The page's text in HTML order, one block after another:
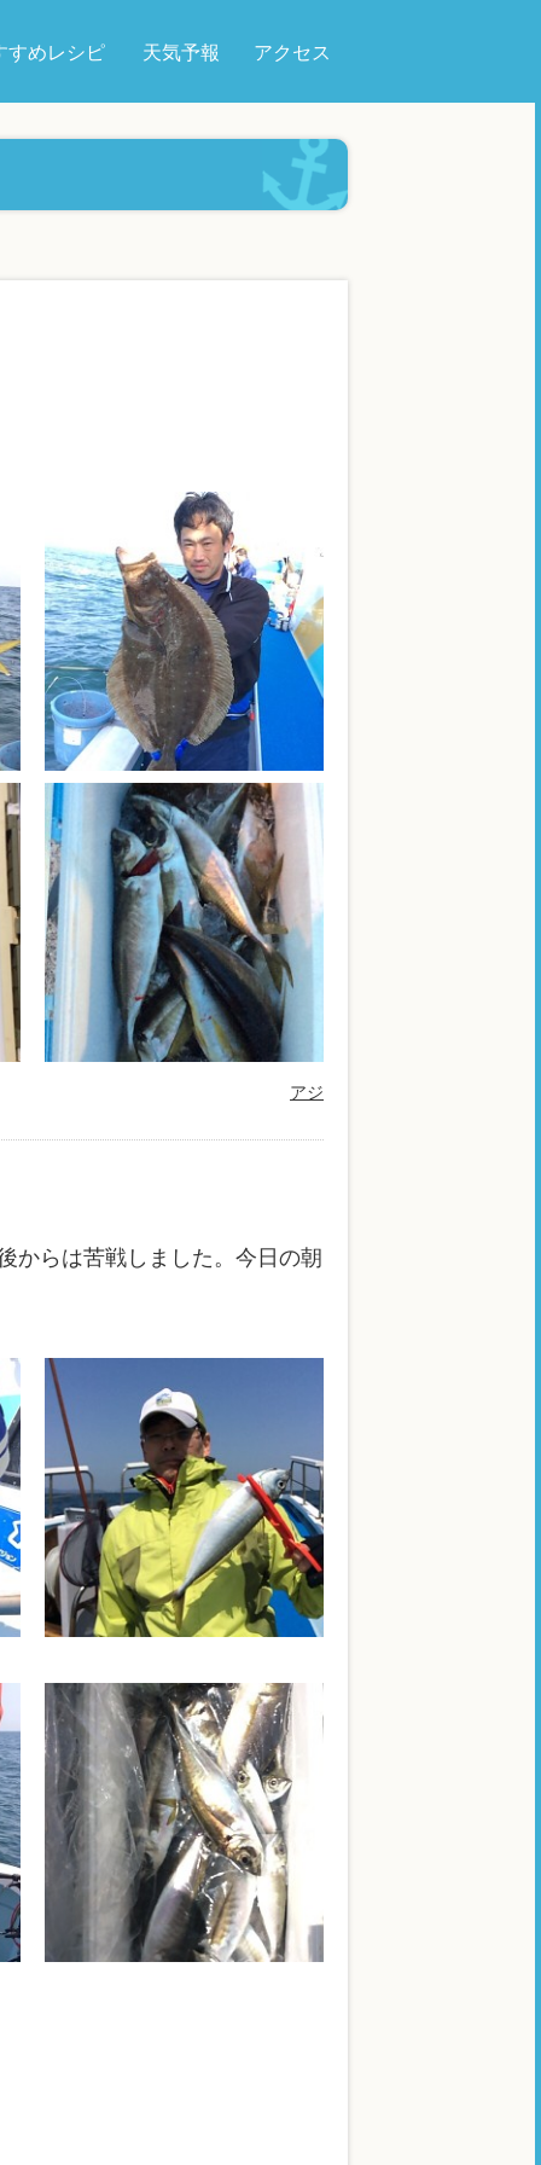
すめレシピ 天気予報 アクセス
アジ
からは苦戦しました。今日の朝